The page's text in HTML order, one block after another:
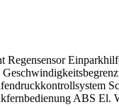
ABS El.